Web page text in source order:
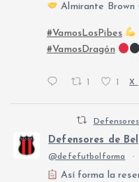
Almirante
#VamosLosPibes
#VamosDragón
X
Defensores de
@defefutbolforma ·
Así forma la